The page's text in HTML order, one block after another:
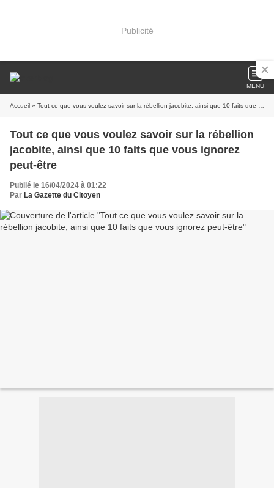
Publicité
MENU
Accueil » Tout ce que vous voulez savoir sur la rébellion jacobite, ainsi que 10 faits que vous ignorez peut-être
Tout ce que vous voulez savoir sur la rébellion
jacobite, ainsi que 10 faits que vous ignorez
peut-être
Publié le 16/04/2024 à 01:22
Par La Gazette du Citoyen